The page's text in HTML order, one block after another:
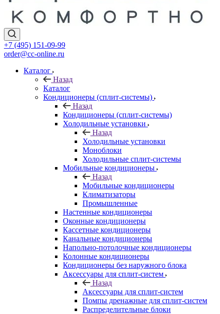
+7 (495) 151-09-99
order@cc-online.ru
Каталог
Назад
Каталог
Кондиционеры (сплит-системы)
Назад
Кондиционеры (сплит-системы)
Холодильные установки
Назад
Холодильные установки
Моноблоки
Холодильные сплит-системы
Мобильные кондиционеры
Назад
Мобильные кондиционеры
Климатизаторы
Промышленные
Настенные кондиционеры
Оконные кондиционеры
Кассетные кондиционеры
Канальные кондиционеры
Напольно-потолочные кондиционеры
Колонные кондиционеры
Кондиционеры без наружного блока
Аксессуары для сплит-систем
Назад
Аксессуары для сплит-систем
Помпы дренажные для сплит-систем
Распределительные блоки